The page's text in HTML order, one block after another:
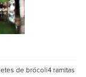
de brócoli4 ramitas